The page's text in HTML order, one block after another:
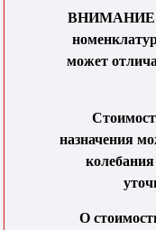
ВНИМАНИЕ !
может
назначения
О